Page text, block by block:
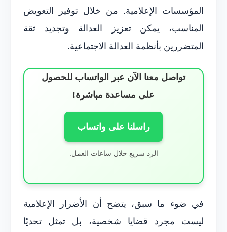
المؤسسات الإعلامية. من خلال توفير التعويض
المناسب، يمكن تعزيز العدالة وتجديد ثقة
المتضررين بأنظمة العدالة الاجتماعية.
تواصل معنا الآن عبر الواتساب للحصول
على مساعدة مباشرة!
راسلنا على واتساب
الرد سريع خلال ساعات العمل.
في ضوء ما سبق، يتضح أن الأضرار الإعلامية
ليست مجرد قضايا شخصية، بل تمثل تحديًا